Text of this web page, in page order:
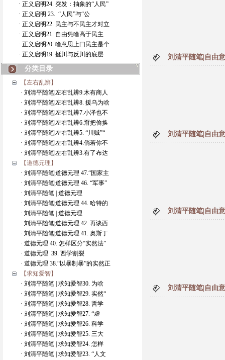
· 正义启明24. 突发：抽象的“人民”
· 正义启明 23. “人民”与“公
· 正义启明22. 民主与不民主才对立
· 正义启明21. 自由凭啥高于民主
· 正义启明20. 啥意思上曰民主是个
· 正义启明19. 挺川与反川的底层
分类目录
【左右乱辨】
· 刘清平随笔|左右乱辨9.木有商人
· 刘清平随笔|左右乱辨8. 援乌为啥
· 刘清平随笔|左右乱辨7.小泽也不
· 刘清平随笔|左右乱辨6.甭把偷换
· 刘清平随笔|左右乱辨5. “川贼”“
· 刘清平随笔|左右乱辨4.倘若你不
· 刘清平随笔|左右乱辨3.有了布达
【道德元理】
· 刘清平随笔|道德元理 47.“国家主
· 刘清平随笔|道德元理 46. “军事”
· 刘清平随笔 | 道德元理
· 刘清平随笔|道德元理 44. 哈特的
· 刘清平随笔 | 道德元理
· 刘清平随笔|道德元理 42. 再谈西
· 刘清平随笔|道德元理 41. 奥斯丁
· 道德元理 40. 怎样区分“实然法”
· 道德元理 39. 西学割裂
· 道德元理 38.“以暴制暴”的实然正
【求知爱智】
· 刘清平随笔 | 求知爱智30. 为啥
· 刘清平随笔 | 求知爱智29. 实然“
· 刘清平随笔 | 求知爱智28. 哲学
· 刘清平随笔 | 求知爱智27. “虚
· 刘清平随笔 | 求知爱智26. 科学
· 刘清平随笔 | 求知爱智25. 三大
· 刘清平随笔 | 求知爱智24. 怎样
· 刘清平随笔 | 求知爱智23. “人文
刘清平随笔|自由
刘清平随笔|自由
刘清平随笔|自由
刘清平随笔|自由